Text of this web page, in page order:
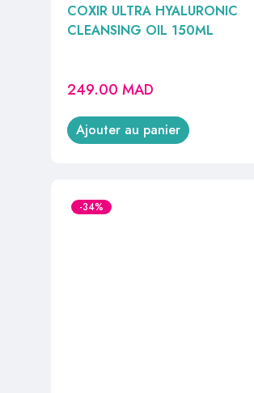
COXIR ULTRA HYALURONIC
CLEANSING OIL 150ML
249.00 MAD
Ajouter au panier
-34%